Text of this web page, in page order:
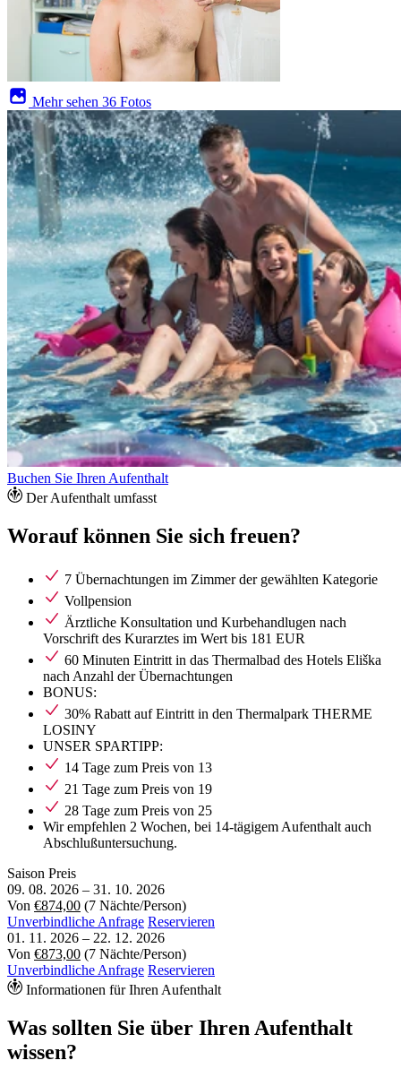
Mehr sehen 36 Fotos
Buchen Sie Ihren Aufenthalt
Der Aufenthalt umfasst
Worauf können Sie sich freuen?
7 Übernachtungen im Zimmer der gewählten Kategorie
Vollpension
Ärztliche Konsultation und Kurbehandlugen nach
Vorschrift des Kurarztes im Wert bis 181 EUR
60 Minuten Eintritt in das Thermalbad des Hotels Eliška
nach Anzahl der Übernachtungen
BONUS:
30% Rabatt auf Eintritt in den Thermalpark THERME
LOSINY
UNSER SPARTIPP:
14 Tage zum Preis von 13
21 Tage zum Preis von 19
28 Tage zum Preis von 25
Wir empfehlen 2 Wochen, bei 14-tägigem Aufenthalt auch
Abschlußuntersuchung.
Saison Preis
09. 08. 2026 – 31. 10. 2026
Von €874,00 (7 Nächte/Person)
Unverbindliche Anfrage Reservieren
01. 11. 2026 – 22. 12. 2026
Von €873,00 (7 Nächte/Person)
Unverbindliche Anfrage Reservieren
Informationen für Ihren Aufenthalt
Was sollten Sie über Ihren Aufenthalt
wissen?